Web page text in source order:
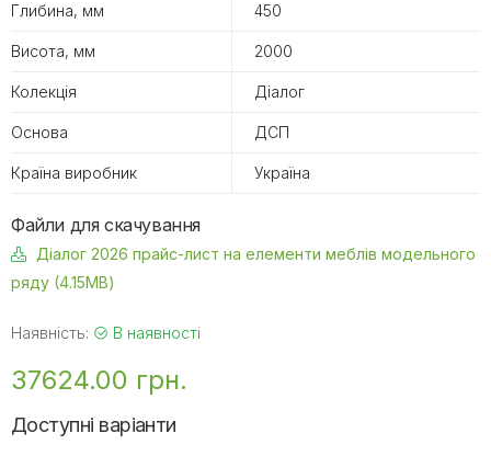
Глибина, мм 450
Висота, мм 2000
Колекція Діалог
Основа ДСП
Країна виробник Україна
Файли для скачування
Діалог 2026 прайс-лист на елементи меблів модельного
ряду (4.15MB)
Наявність: В наявності
37624.00 грн.
Доступні варіанти